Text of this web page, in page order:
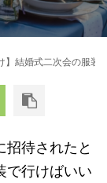
】結婚式二次会の服
招待されたと
で行けばいい